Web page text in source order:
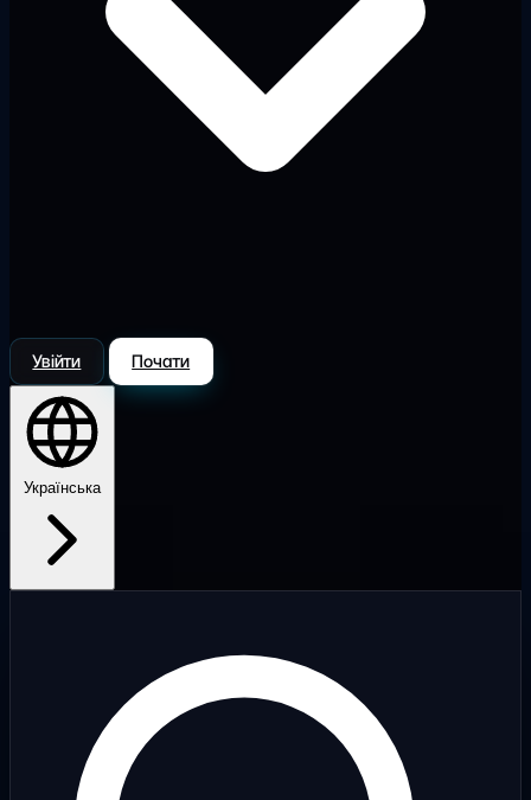
Увійти Почати
Українська